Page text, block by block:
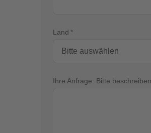
Land
Ihre Anfrage: Bitte